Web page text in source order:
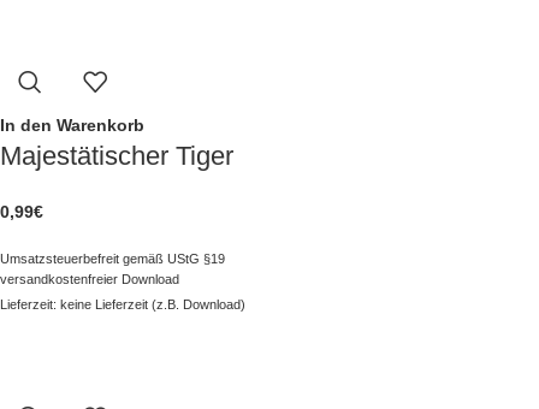
In den Warenkorb
Majestätischer Tiger
0,99€
Umsatzsteuerbefreit gemäß UStG §19
versandkostenfreier Download
Lieferzeit: keine Lieferzeit (z.B. Download)